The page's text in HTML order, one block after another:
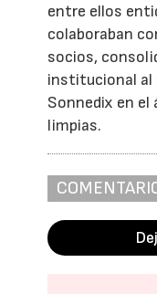
entre ellos
colaboraban
socios,
institucional al
Sonnedix en el
limpias.